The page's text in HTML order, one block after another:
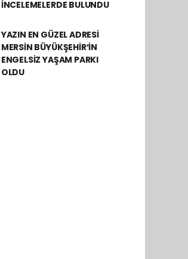
İNCELEMELERDE BULUNDU
YAZIN EN GÜZEL ADRESİ
MERSİN BÜYÜKŞEHİR’İN
ENGELSİZ YAŞAM PARKI
OLDU